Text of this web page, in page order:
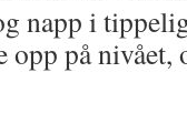
napp i
opp på nivået,